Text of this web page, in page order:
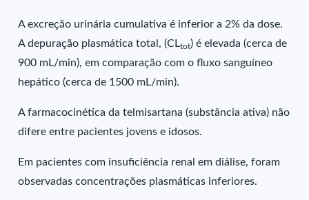
A excreção urinária cumulativa é inferior a 2% da dose.
A depuração plasmática total, (CLtot) é elevada (cerca de
900 mL/min), em comparação com o fluxo sanguíneo
hepático (cerca de 1500 mL/min).
A farmacocinética da telmisartana (substância ativa) não
difere entre pacientes jovens e idosos.
Em pacientes com insuficiência renal em diálise, foram
observadas concentrações plasmáticas inferiores.